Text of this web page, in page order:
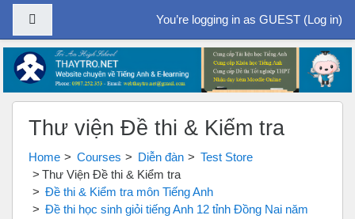
Skip to main content
You’re logging in as GUEST (Log in)
Thư viện Đề thi & Kiểm tra
Home Courses Diễn đàn
Test Store
Thư Viện Đề thi & Kiểm tra
Đề thi & Kiểm tra môn Tiếng Anh
Đề thi học sinh giỏi tiếng Anh 12 tỉnh Đồng Nai năm